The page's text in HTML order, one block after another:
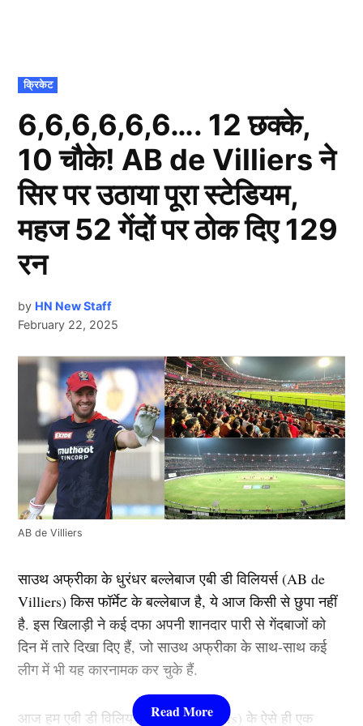
POSTED
IN
क्रिकेट
6,6,6,6,6,6…. 12 छक्के,
10 चौके! AB de Villiers ने
सिर पर उठाया पूरा स्टेडियम,
महज 52 गेंदों पर ठोक दिए 129
रन
by HN New Staff
February 22, 2025
AB de Villiers
साउथ अफ्रीका के धुरंधर बल्लेबाज एबी डी विलियर्स (AB de
Villiers) किस फॉर्मेट के बल्लेबाज है, ये आज किसी से छुपा नहीं
है. इस खिलाड़ी ने कई दफा अपनी शानदार पारी से गेंदबाजों को
दिन में तारे दिखा दिए हैं, जो साउथ अफ्रीका के साथ-साथ कई
लीग में भी यह कारनामक कर चुके हैं.
आज हम एबी डी विलियर्स (AB de Villiers) के ऐसे ही एक